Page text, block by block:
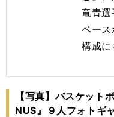
竜青
ベー
構成に
【写真】バスケット
NUS』９人フォトギ